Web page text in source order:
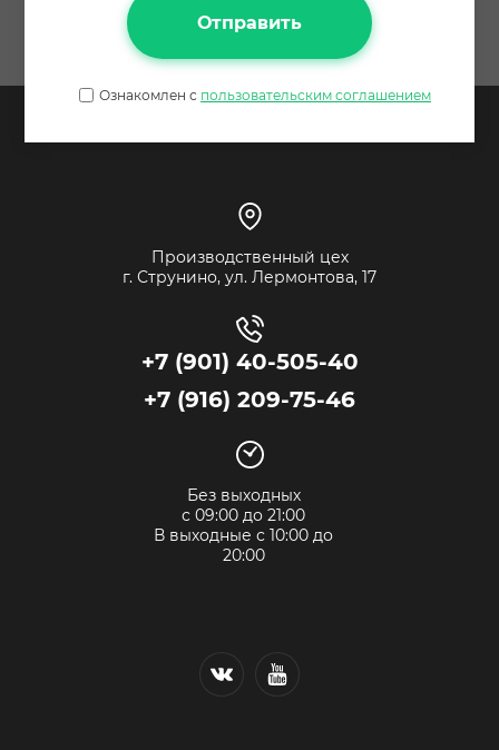
Отправить
Ознакомлен с пользовательским соглашением
Производственный цех
г. Струнино, ул. Лермонтова, 17
+7 (901) 40-505-40
+7 (916) 209-75-46
Без выходных
с 09:00 до 21:00
В выходные с 10:00 до
20:00